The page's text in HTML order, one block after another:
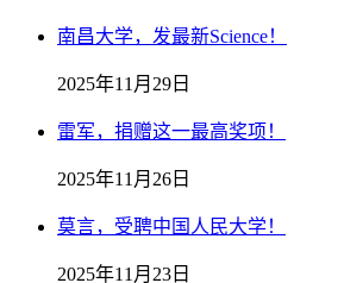
南昌大学，发最新Science！
2025年11月29日
雷军，捐赠这一最高奖项！
2025年11月26日
莫言，受聘中国人民大学！
2025年11月23日